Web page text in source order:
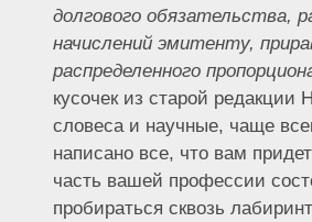
долгового обязательства,
начислений эмитенту,
распределенного
кусочек из старой редакции
словеса и научные, чаще
написано все, что вам
часть вашей профессии
пробираться сквозь